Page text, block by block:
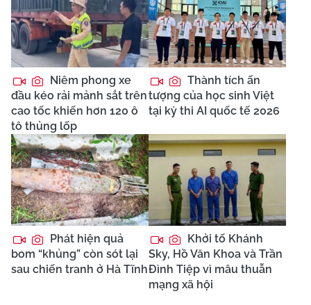
Niêm phong xe
đầu kéo rải mảnh sắt trên
cao tốc khiến hơn 120 ô
tô thủng lốp
Thành tích ấn
tượng của học sinh Việt
tại kỳ thi AI quốc tế 2026
Phát hiện quả
bom “khủng” còn sót lại
sau chiến tranh ở Hà Tĩnh
Khởi tố Khánh
Sky, Hồ Văn Khoa và Trần
Đình Tiệp vì mâu thuẫn
mạng xã hội